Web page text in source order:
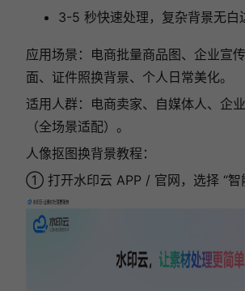
3-5 秒快速处理，复杂背景无白
应用场景：电商批量商品图、企业宣
面、证件照换背景、个人日常美化。
适用人群：电商卖家、自媒体人、企
（全场景适配）。
人像抠图换背景教程：
① 打开水印云 APP / 官网，选择 “智